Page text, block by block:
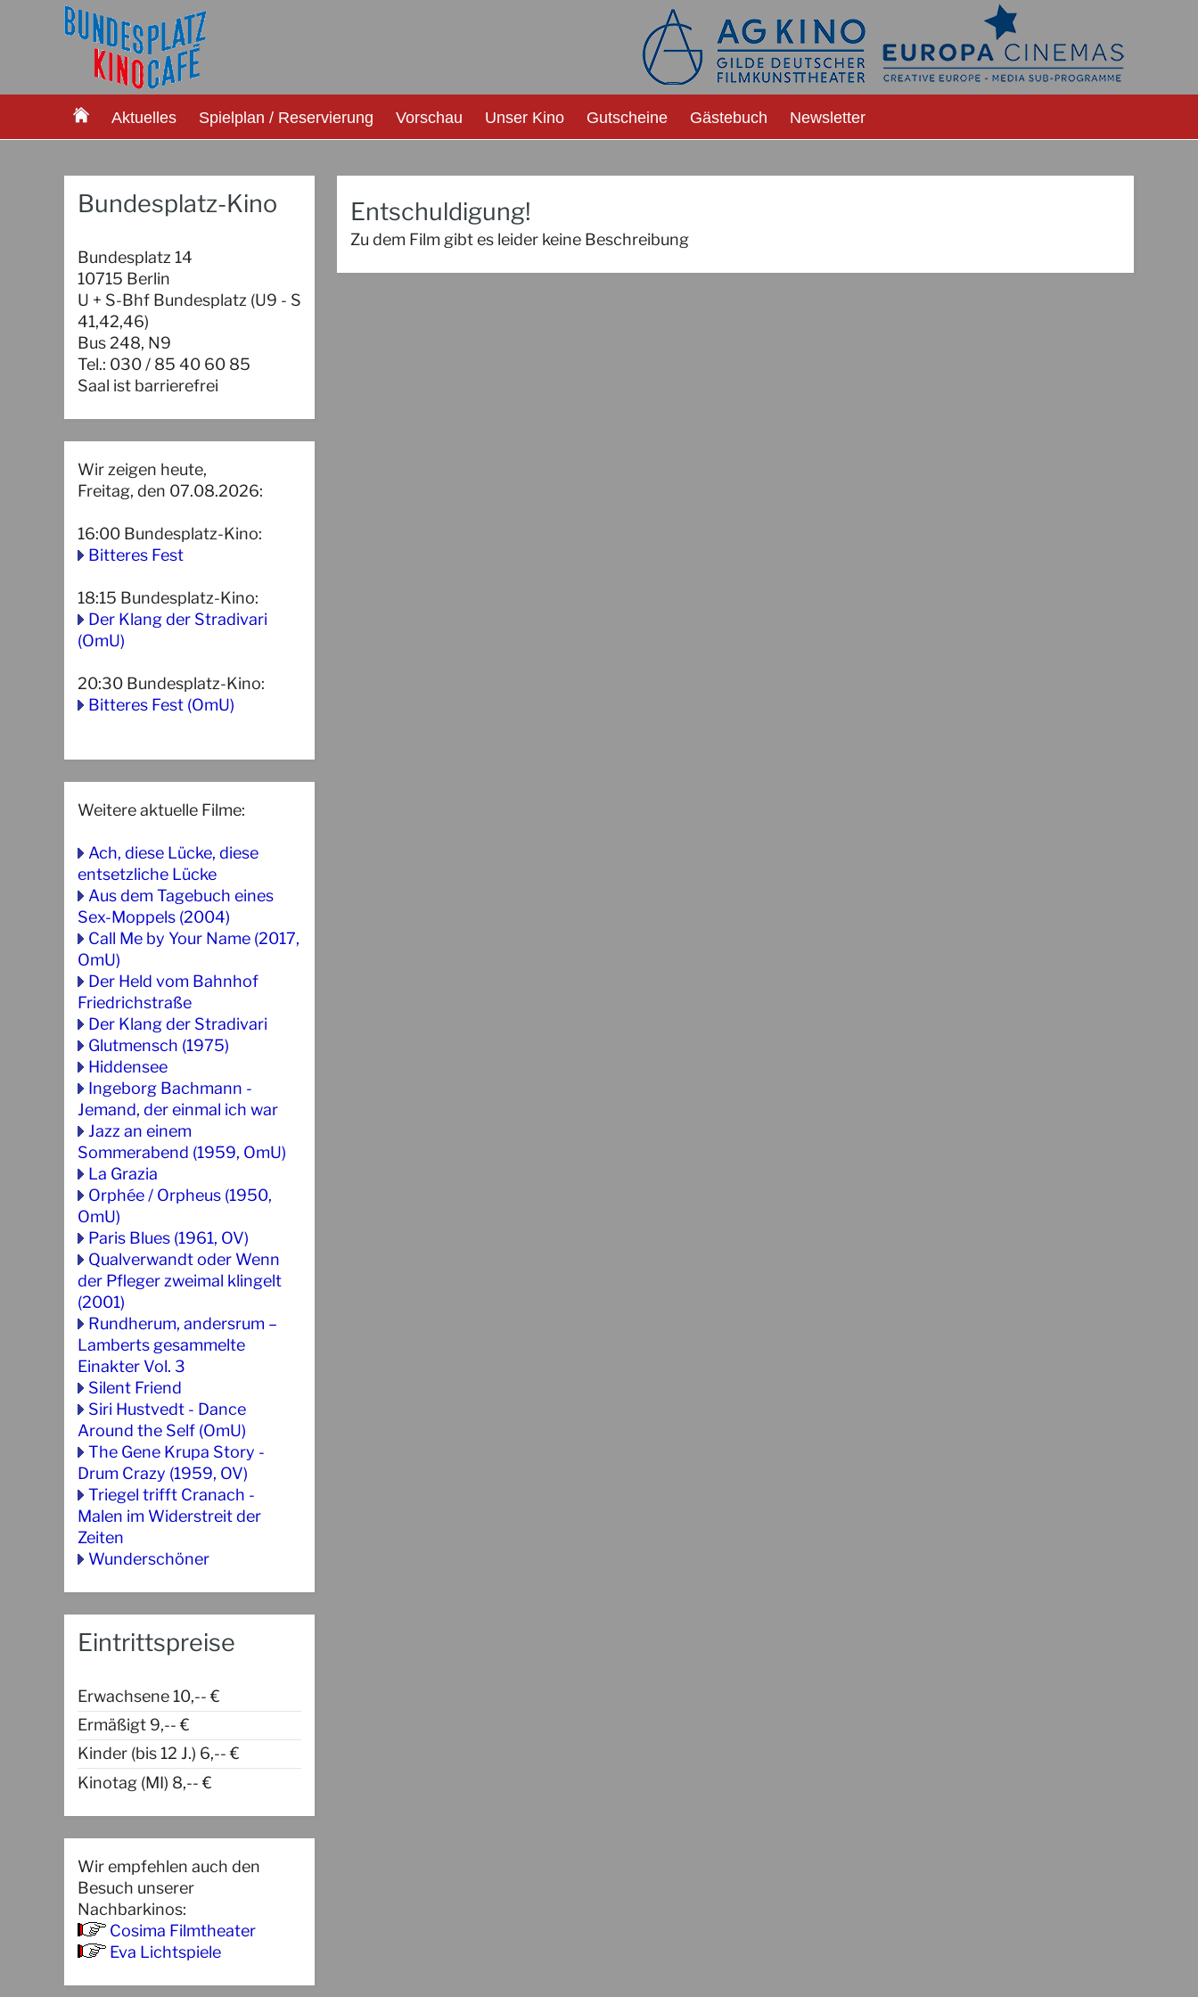
Aktuelles Spielplan / Reservierung Vorschau Unser Kino Gutscheine Gästebuch Newsletter
Bundesplatz-Kino
Bundesplatz 14
10715 Berlin
U + S-Bhf Bundesplatz (U9 - S
41,42,46)
Bus 248, N9
Tel.: 030 / 85 40 60 85
Saal ist barrierefrei
Wir zeigen heute,
Freitag, den 07.08.2026:
16:00 Bundesplatz-Kino:
Bitteres Fest
18:15 Bundesplatz-Kino:
Der Klang der Stradivari
(OmU)
20:30 Bundesplatz-Kino:
Bitteres Fest (OmU)
Weitere aktuelle Filme:
Ach, diese Lücke, diese
entsetzliche Lücke
Aus dem Tagebuch eines
Sex-Moppels (2004)
Call Me by Your Name (2017,
OmU)
Der Held vom Bahnhof
Friedrichstraße
Der Klang der Stradivari
Glutmensch (1975)
Hiddensee
Ingeborg Bachmann -
Jemand, der einmal ich war
Jazz an einem
Sommerabend (1959, OmU)
La Grazia
Orphée / Orpheus (1950,
OmU)
Paris Blues (1961, OV)
Qualverwandt oder Wenn
der Pfleger zweimal klingelt
(2001)
Rundherum, andersrum –
Lamberts gesammelte
Einakter Vol. 3
Silent Friend
Siri Hustvedt - Dance
Around the Self (OmU)
The Gene Krupa Story -
Drum Crazy (1959, OV)
Triegel trifft Cranach -
Malen im Widerstreit der
Zeiten
Wunderschöner
Eintrittspreise
Erwachsene 10,-- €
Ermäßigt 9,-- €
Kinder (bis 12 J.) 6,-- €
Kinotag (MI) 8,-- €
Wir empfehlen auch den
Besuch unserer
Nachbarkinos:
Cosima Filmtheater
Eva Lichtspiele
Entschuldigung!
Zu dem Film gibt es leider keine Beschreibung